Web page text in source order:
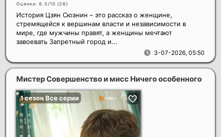
Оценка: 6.5/10 (26)
3-07-2026, 05:50
История Цзян Сюэнин – это рассказ о женщине,
стремящейся к вершинам власти и независимости в
мире, где мужчины правят, а женщины мечтают
завоевать Запретный город и...
Мистер Совершенство и мисс Ничего особенного